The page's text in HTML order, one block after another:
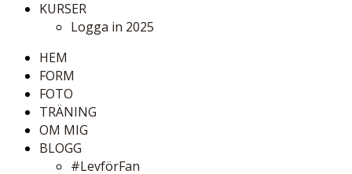
KURSER
Logga in 2025
HEM
FORM
FOTO
TRÄNING
OM MIG
BLOGG
#LevförFan